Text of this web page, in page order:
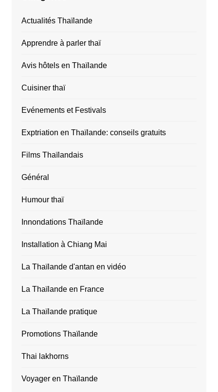
Actualités Thaïlande
Apprendre à parler thaï
Avis hôtels en Thaïlande
Cuisiner thaï
Evénements et Festivals
Exptriation en Thaïlande: conseils gratuits
Films Thaïlandais
Général
Humour thaï
Innondations Thaïlande
Installation à Chiang Mai
La Thaïlande d'antan en vidéo
La Thaïlande en France
La Thaïlande pratique
Promotions Thaïlande
Thai lakhorns
Voyager en Thaïlande